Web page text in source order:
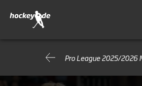
Pro League 2025/2026